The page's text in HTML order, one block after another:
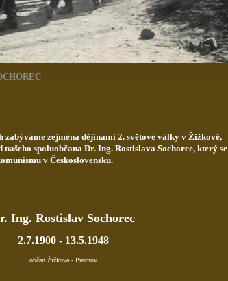
zabýváme zejména dějinami 2. světové války v Žižkově,
našeho spoluobčana Dr. Ing. Rostislava Sochorce, který se
v Československu.
Ing. Rostislav Sochorec
2.7.1900 - 13.5.1948
občan Žižkova - Prechov